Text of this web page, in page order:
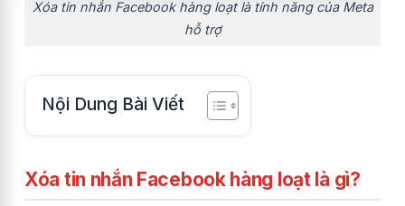
Xóa tin nhắn Facebook hàng loạt là tính năng của Meta
hỗ trợ
Nội Dung Bài Viết
Xóa tin nhắn Facebook hàng loạt là gì?